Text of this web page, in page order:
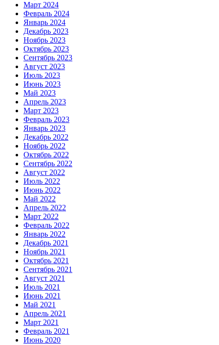
Март 2024
Февраль 2024
Январь 2024
Декабрь 2023
Ноябрь 2023
Октябрь 2023
Сентябрь 2023
Август 2023
Июль 2023
Июнь 2023
Май 2023
Апрель 2023
Март 2023
Февраль 2023
Январь 2023
Декабрь 2022
Ноябрь 2022
Октябрь 2022
Сентябрь 2022
Август 2022
Июль 2022
Июнь 2022
Май 2022
Апрель 2022
Март 2022
Февраль 2022
Январь 2022
Декабрь 2021
Ноябрь 2021
Октябрь 2021
Сентябрь 2021
Август 2021
Июль 2021
Июнь 2021
Май 2021
Апрель 2021
Март 2021
Февраль 2021
Июнь 2020